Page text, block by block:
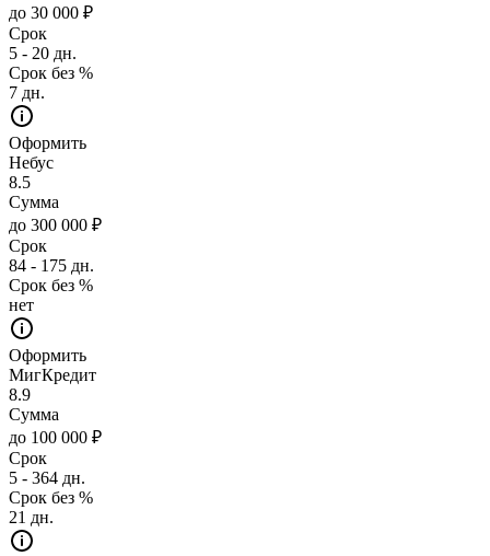
до 30 000 ₽
Срок
5 - 20 дн.
Срок без %
7 дн.
Оформить
Небус
8.5
Сумма
до 300 000 ₽
Срок
84 - 175 дн.
Срок без %
нет
Оформить
МигКредит
8.9
Сумма
до 100 000 ₽
Срок
5 - 364 дн.
Срок без %
21 дн.